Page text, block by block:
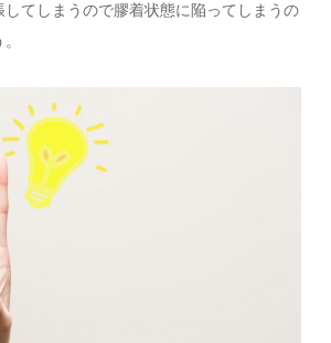
してしまうので膠着状態に陥ってしまうの